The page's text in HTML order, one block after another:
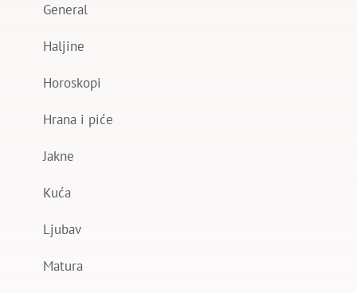
General
Haljine
Horoskopi
Hrana i piće
Jakne
Kuća
Ljubav
Matura